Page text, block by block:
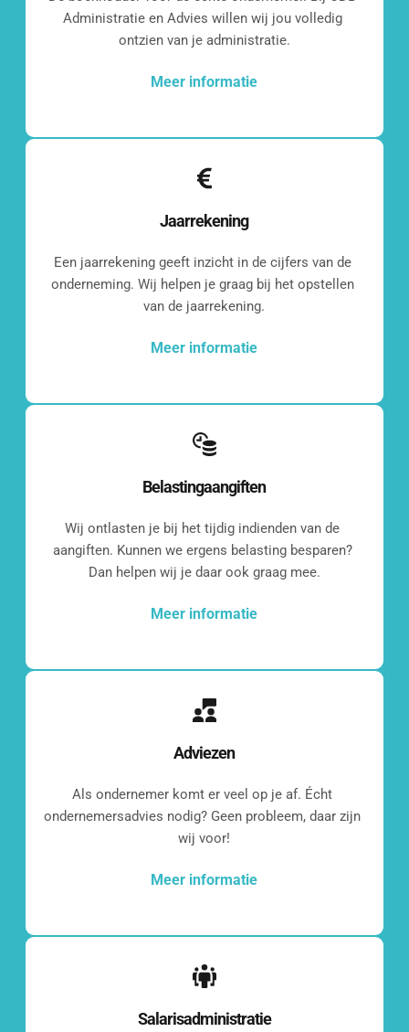
Even
kennismaken?
Wat vinden onze
Administratie en Advies willen wij jou volledig
ontzien van je administratie.
Meer informatie
Jaarrekening
Een jaarrekening geeft inzicht in de cijfers van de
onderneming. Wij helpen je graag bij het opstellen
van de jaarrekening.
Meer informatie
Belastingaangiften
Wij ontlasten je bij het tijdig indienden van de
aangiften. Kunnen we ergens belasting besparen?
Dan helpen wij je daar ook graag mee.
Meer informatie
Adviezen
Als ondernemer komt er veel op je af. Écht
ondernemersadvies nodig? Geen probleem, daar zijn
wij voor!
Meer informatie
Salarisadministratie